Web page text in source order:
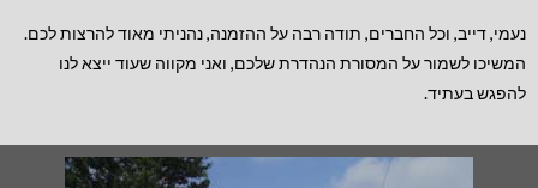
נעמי, דייב, וכל החברים, תודה רבה על ההזמנה, נהניתי מאוד להרצות לכם.
המשיכו לשמור על המסורת הנהדרת שלכם, ואני מקווה שעוד ייצא לנו
להפגש בעתיד.